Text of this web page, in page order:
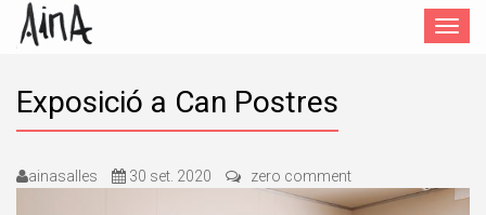
Toggle
Exposició a Can Postres
ainasalles 30 set. 2020 zero comment